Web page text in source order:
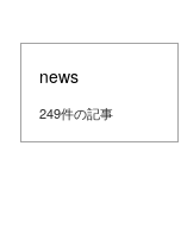
news
249件の記事